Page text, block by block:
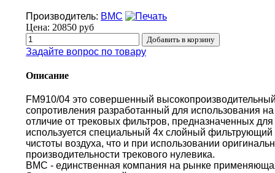
Производитель: BMC
Цена: 20850 руб
Задайте вопрос по товару
Описание
FM910/04 это совершенный
сопротивления разработанный для использования
отличие от трековых фильтров, предназначенных
используется специальный 4х слойный
чистоты воздуха, что и при использовании
производительности трекового нулевика.
BMC - единственная компания на рынке